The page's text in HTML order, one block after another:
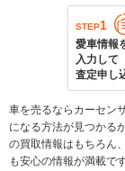
STEP1
愛車情報
入力して
査定申し
車を売るならカーセン
になる方法が見つかる
の買取情報はもちろん
も安心の情報が満載で